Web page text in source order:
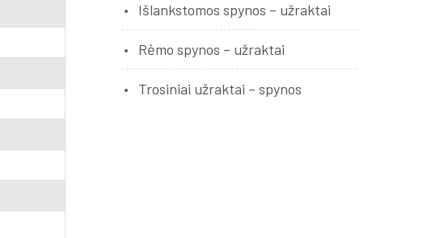
Išlankstomos spynos – užraktai
Rėmo spynos – užraktai
Trosiniai užraktai – spynos